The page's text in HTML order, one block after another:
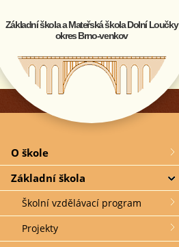
Základní škola a Mateřská škola Dolní Loučky
okres Brno-venkov
O škole
Základní škola
Školní vzdělávací program
Projekty